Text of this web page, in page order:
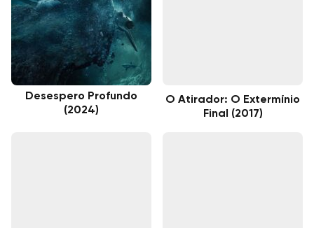
Desespero Profundo
(2024)
O Atirador: O Extermínio
Final (2017)